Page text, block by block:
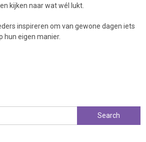
kijken naar wat wél lukt.
inspireren om van gewone dagen iets
hun eigen manier.